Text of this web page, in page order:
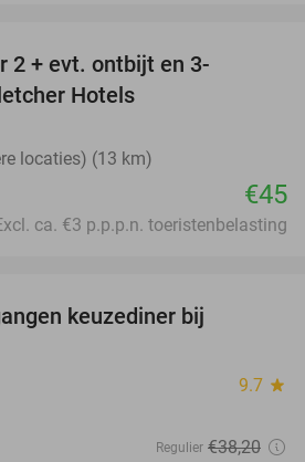
2 + evt. ontbijt en 3-
Hotels
locaties) (13 km)
€45
ca. €3 p.p.p.n. toeristenbelasting
keuzediner bij
9.7 star
Regulier €38,20